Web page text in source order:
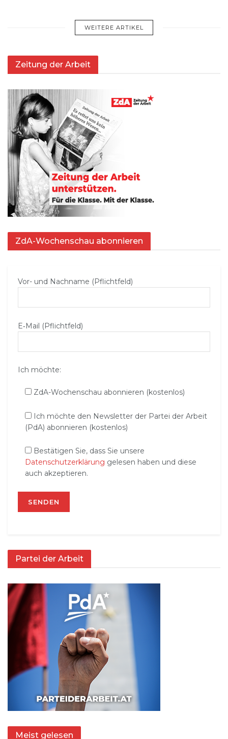
WEITERE ARTIKEL
Zeitung der Arbeit
ZdA-Wochenschau abonnieren
Vor- und Nachname (Pflichtfeld)
E‑Mail (Pflichtfeld)
Ich möchte:
ZdA-Wochenschau abonnieren (kostenlos)
Ich möchte den Newsletter der Partei der Arbeit
(PdA) abonnieren (kostenlos)
Bestätigen Sie, dass Sie unsere
Datenschutzerklärung gelesen haben und diese
auch akzeptieren.
Partei der Arbeit
Meist gelesen